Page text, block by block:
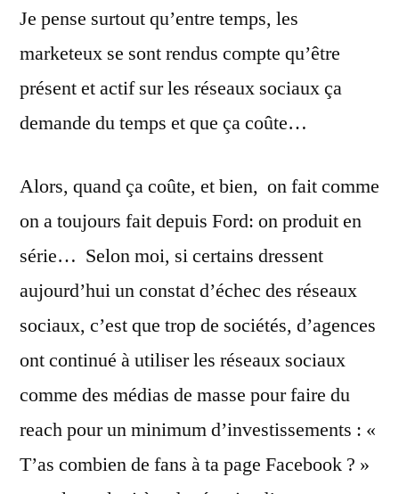
Je pense surtout qu’entre temps, les
marketeux se sont rendus compte qu’être
présent et actif sur les réseaux sociaux ça
demande du temps et que ça coûte…
Alors, quand ça coûte, et bien, on fait comme
on a toujours fait depuis Ford: on produit en
série… Selon moi, si certains dressent
aujourd’hui un constat d’échec des réseaux
sociaux, c’est que trop de sociétés, d’agences
ont continué à utiliser les réseaux sociaux
comme des médias de masse pour faire du
reach pour un minimum d’investissements : «
T’as combien de fans à ta page Facebook ? »